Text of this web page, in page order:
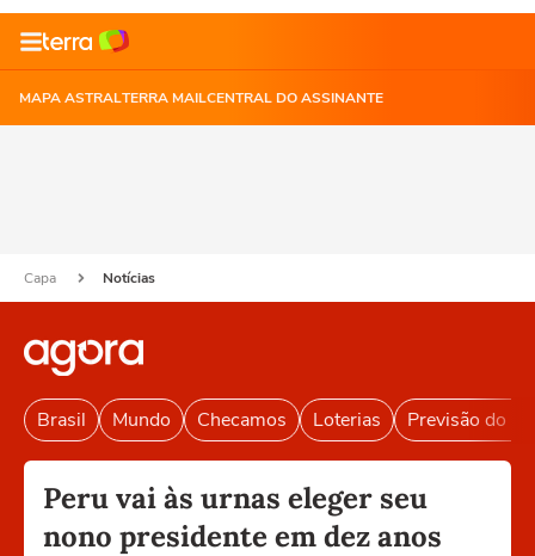
MAPA ASTRALTERRA MAILCENTRAL DO ASSINANTE
Capa Notícias
Brasil Mundo Checamos Loterias Previsão do
Peru vai às urnas eleger seu
nono presidente em dez anos